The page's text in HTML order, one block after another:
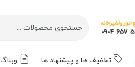
تخفیف ها و پیشنهاد ها وبلاگ